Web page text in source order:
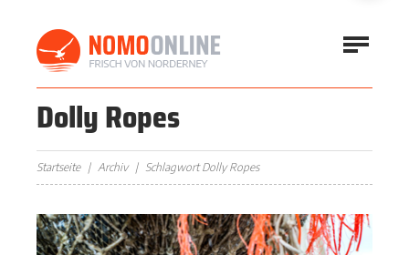
Dolly Ropes
Startseite Archiv Schlagwort Dolly Ropes